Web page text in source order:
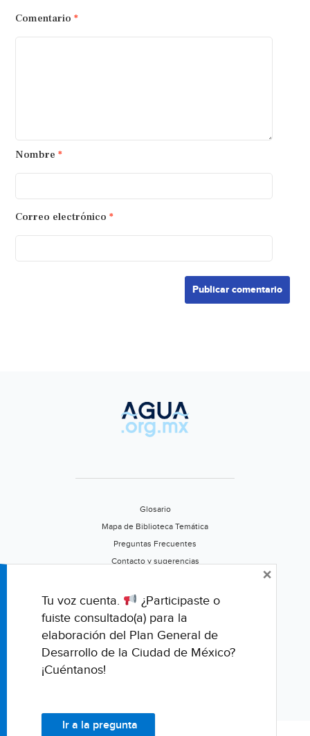
Comentario *
Nombre *
Correo electrónico *
Glosario
Mapa de Biblioteca Temática
Preguntas Frecuentes
Contacto y sugerencias
Califica este portal
Tu voz cuenta.
¿Participaste o
fuiste consultado(a) para la
elaboración del Plan General de
Desarrollo de la Ciudad de México?
¡Cuéntanos!
Ir a la pregunta
×